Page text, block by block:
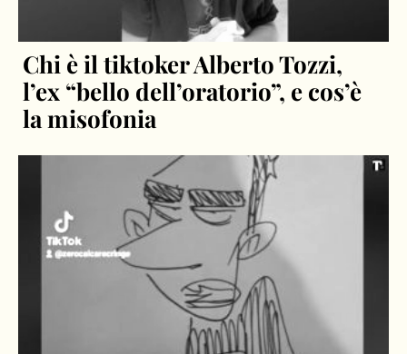
Chi è il tiktoker Alberto Tozzi,
l’ex “bello dell’oratorio”, e cos’è
la misofonia